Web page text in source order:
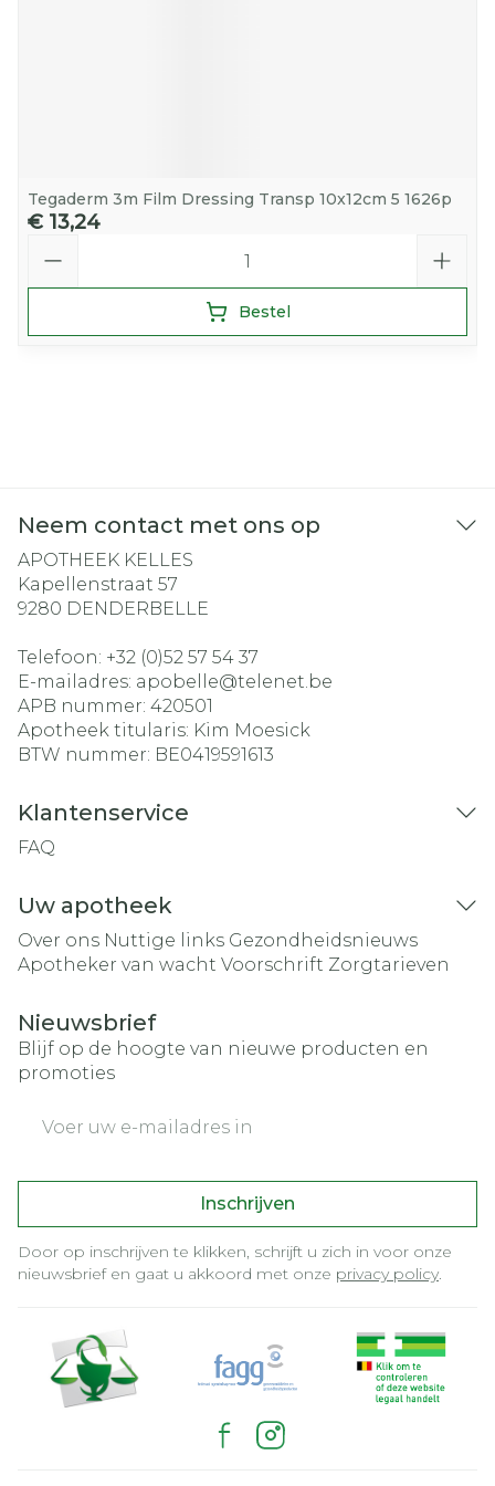
Tegaderm 3m Film Dressing Transp 10x12cm 5 1626p
€ 13,24
Bestel
Neem contact met ons op
APOTHEEK KELLES
Kapellenstraat 57
9280 DENDERBELLE
Telefoon: +32 (0)52 57 54 37
E-mailadres: apobelle@telenet.be
APB nummer: 420501
Apotheek titularis: Kim Moesick
BTW nummer: BE0419591613
Klantenservice
FAQ
Uw apotheek
Over ons Nuttige links Gezondheidsnieuws
Apotheker van wacht Voorschrift Zorgtarieven
Nieuwsbrief
Blijf op de hoogte van nieuwe producten en
promoties
Inschrijven
Door op inschrijven te klikken, schrijft u zich in voor onze
nieuwsbrief en gaat u akkoord met onze privacy policy.